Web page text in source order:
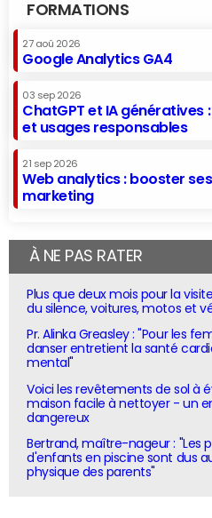
FORMATIONS
27 aoû 2026
Google Analytics GA4
03 sep 2026
ChatGPT et IA génératives
et usages responsables
21 sep 2026
Web analytics : booster
marketing
À NE PAS RATER
Plus que deux mois pour la
du silence, voitures, motos et
Pr. Alinka Greasley : "Pour les
danser entretient la santé
mental"
Voici les revêtements de sol à
maison facile à nettoyer - un
dangereux
Bertrand, maître-nageur : "Les
d'enfants en piscine sont dus
physique des parents"